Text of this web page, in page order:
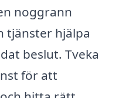
noggrann
tjänster hjälpa
beslut. Tveka
för att